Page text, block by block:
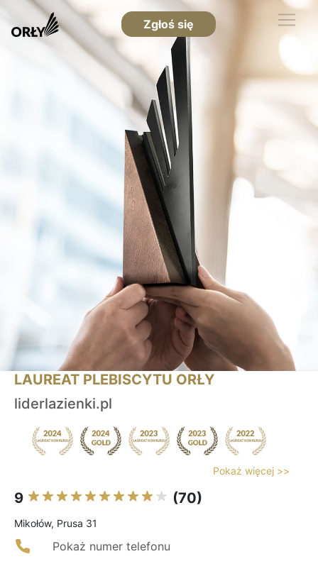
Zgłoś się
LAUREAT PLEBISCYTU ORŁY
liderlazienki.pl
Pokaż więcej >>
9 (70)
Mikołów, Prusa 31
Pokaż numer telefonu